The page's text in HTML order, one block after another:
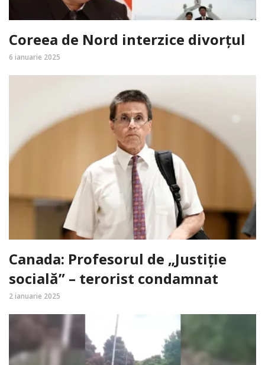
Coreea de Nord interzice divorțul
6 ianuarie 2025
Canada: Profesorul de „Justiție
socială” – terorist condamnat
2 ianuarie 2025